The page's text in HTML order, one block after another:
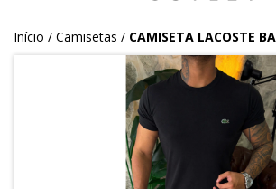
Início / Camisetas / CAMISETA LACOSTE